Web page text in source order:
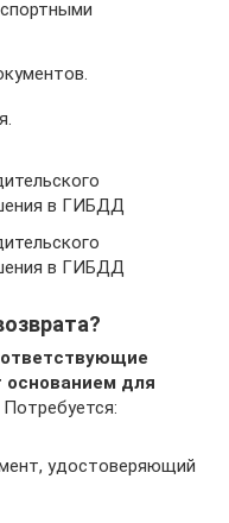
в ГИБДД
в ГИБДД
для
Потребуется:
удостоверяющий